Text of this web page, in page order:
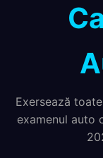
Exersează
examenul auto